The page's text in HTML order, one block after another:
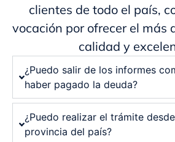
clientes de todo el país,
vocación por ofrecer el más
calidad y
¿Puedo salir de los informes
haber pagado la deuda?
¿Puedo realizar el trámite
provincia del país?